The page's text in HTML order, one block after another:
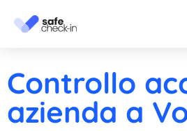
Controllo
azienda a